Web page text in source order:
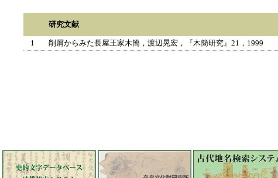
研究文献
1 削屑からみた長屋王家木簡，渡辺晃宏，『木簡研究』21，1999